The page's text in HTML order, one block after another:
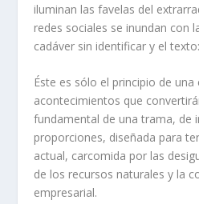
iluminan las favelas del
redes sociales se inundan con
cadáver sin identificar y el
Éste es sólo el principio de una
acontecimientos que
fundamental de una trama, de
proporciones, diseñada para
actual, carcomida por las
de los recursos naturales y la
empresarial.